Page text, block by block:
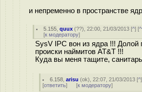
и непременно в пространстве
5.155 ,quux (??), 22:00, 21/03/2013 [^] [
[к модератору]
SysV IPC вон из ядра !!! Долой
происки наймитов AT&T !!!
Куда вы меня тащите,
6.158 ,arisu (ok), 22:07, 21/03/2013 [^
[ответить] [к модератору]